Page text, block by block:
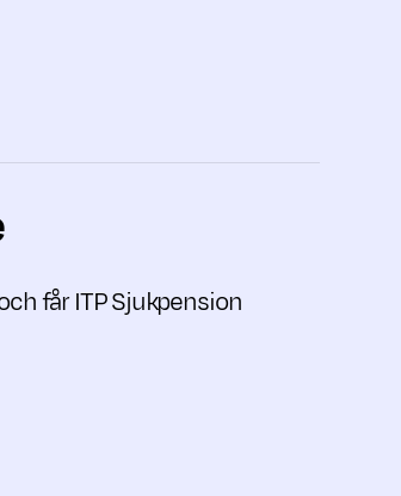
får ITP Sjukpension